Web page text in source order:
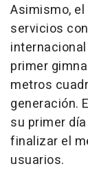
Asimismo,
servicios
primer
metros
generación.
su primer
finalizar el
usuarios.